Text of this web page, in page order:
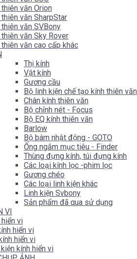
thiên văn Orion
thiên văn SharpStar
thiên văn SVBony
thiên văn Sky Rover
thiên văn cao cấp khác
Thị kính
Vật kính
Gương cầu
Bộ linh kiện chế tạo kính thiên văn
Chân kính thiên văn
Bộ chỉnh nét - Focus
Bộ EQ kính thiên văn
Barlow
Bộ bám nhật động - GOTO
Ống ngắm mục tiêu - Finder
Thùng đựng kính, túi đựng kính
Các loại kính lọc -phim lọc
Gương chéo
Các loại linh kiện khác
Linh kiện Svbony
Sản phẩm đã qua sử dụng
VI
hiển vi
hiển vi
hiển vi
kính hiển vi